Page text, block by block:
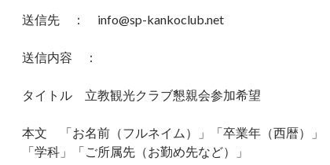
送信先 ： info@sp-kankoclub.net
送信内容 ：
タイトル 立教観光クラブ懇親会参加希望
本文 「お名前（フルネイム）」「卒業年（西暦）」
「学科」「ご所属先（お勤め先など）」